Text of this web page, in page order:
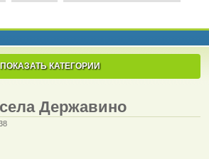
ПОКАЗАТЬ КАТЕГОРИИ
Державино